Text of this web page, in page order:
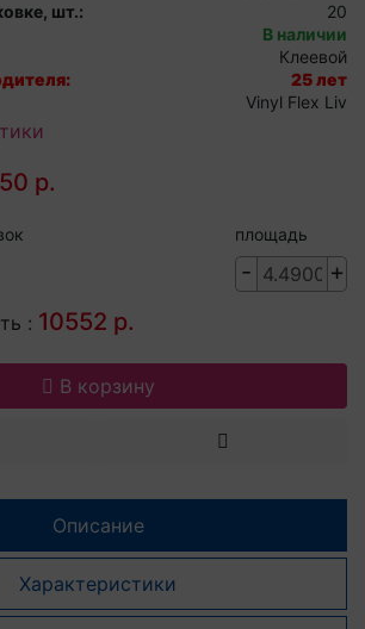
шт.:
20
В наличии
Клеевой
25 лет
Vinyl Flex Liv
р.
площадь
- +
: 10552 р.
В корзину
Описание
Характеристики